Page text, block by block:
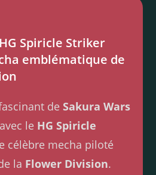
Spiricle Striker
emblématique de
deSakura Wars
avec le HG Spiricle
célèbre mecha piloté
la Flower Division.